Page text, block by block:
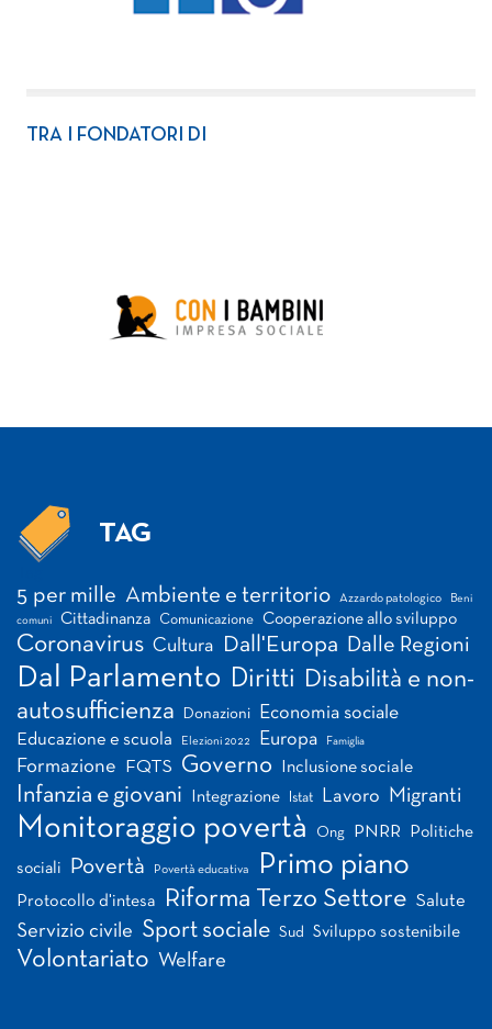
TRA I FONDATORI DI
TAG
5 per mille Ambiente e territorio Azzardo patologico Beni
comuni Cittadinanza Comunicazione Cooperazione allo sviluppo
Coronavirus Cultura Dall'Europa Dalle Regioni
Dal Parlamento Diritti
Disabilità e non-
autosufficienza
Donazioni Economia sociale
Educazione e scuola Elezioni 2022 Europa Famiglia
Formazione FQTS Governo Inclusione sociale
Infanzia e giovani Integrazione Istat Lavoro Migranti
Monitoraggio povertà Ong PNRR Politiche
sociali Povertà Povertà educativa Primo piano
Protocollo d'intesa Riforma Terzo Settore Salute
Servizio civile Sport sociale Sud Sviluppo sostenibile
Volontariato Welfare